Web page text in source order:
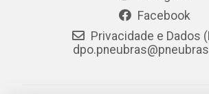
Facebook
Privacidade e Dados